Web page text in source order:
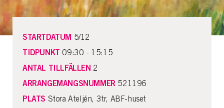
STARTDATUM 5/12
TIDPUNKT 09:30 - 15:15
ANTAL TILLFÄLLEN 2
ARRANGEMANGSNUMMER521196
PLATS Stora Ateljén, 3tr, ABF-huset